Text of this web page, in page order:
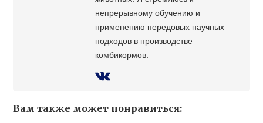
непрерывному обучению и
применению передовых научных
подходов в производстве
комбикормов.
Вам также может понравиться: